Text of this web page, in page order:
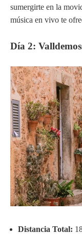
sumergirte en la
música en vivo te
Día 2:
Distancia Total: